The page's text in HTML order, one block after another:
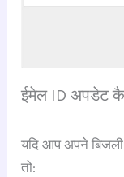
ईमेल ID अपडेट
यदि आप अपने
तो: